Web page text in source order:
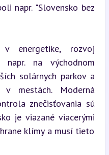
napr. "Slovensko bez
energetike, rozvoj
napr. na východnom
solárnych parkov a
v mestách. Moderná
znečisťovania sú
je viazané viacerými
klímy a musí tieto